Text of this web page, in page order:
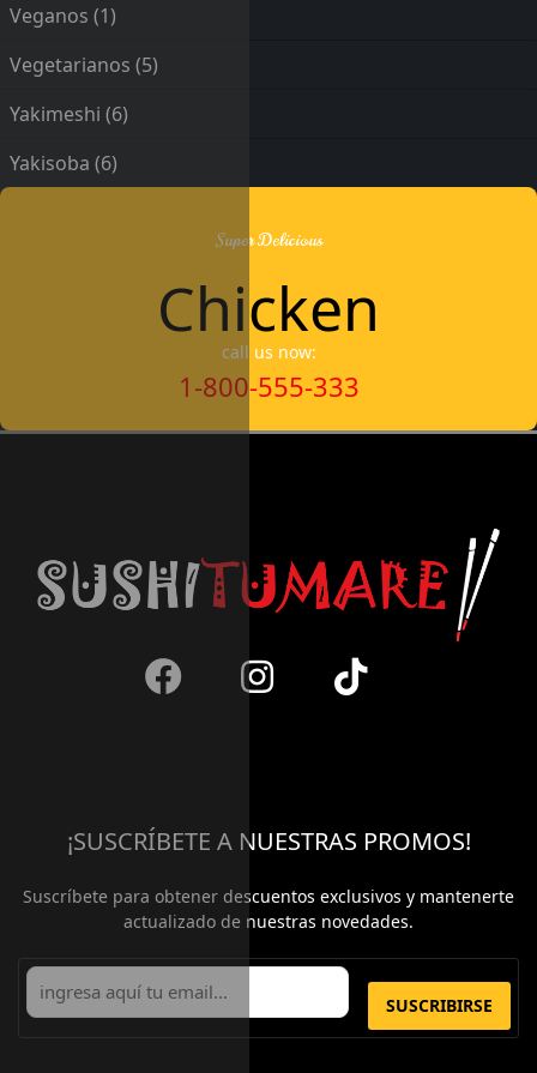
Veganos (1)
Vegetarianos (5)
Yakimeshi (6)
Yakisoba (6)
Super Delicious
Chicken
call us now:
1-800-555-333
¡SUSCRÍBETE A NUESTRAS PROMOS!
Suscríbete para obtener descuentos exclusivos y mantenerte
actualizado de nuestras novedades.
SUSCRIBIRSE